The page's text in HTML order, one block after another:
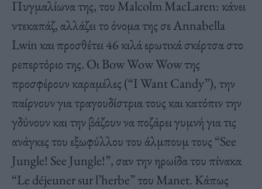
Πυγμαλίωνα της, του Malcolm MacLaren: κάνει
ντεκαπάζ, αλλάζει το όνομα της σε Annabella
Lwin και προσθέτει 46 κιλά ερωτικά σκέρτσα στο
ρεπερτόριο της. Οι Bow Wow Wow της
προσφέρουν καραμέλες (“I Want Candy”), την
παίρνουν για τραγουδίστρια τους και κατόπιν την
γδύνουν και την βάζουν να ποζάρει γυμνή για τις
ανάγκες του εξωφύλλου του άλμπουμ τους “See
Jungle! See Jungle!”, σαν την ηρωίδα του πίνακα
“Le déjeuner sur l’herbe” του Manet. Κάπως